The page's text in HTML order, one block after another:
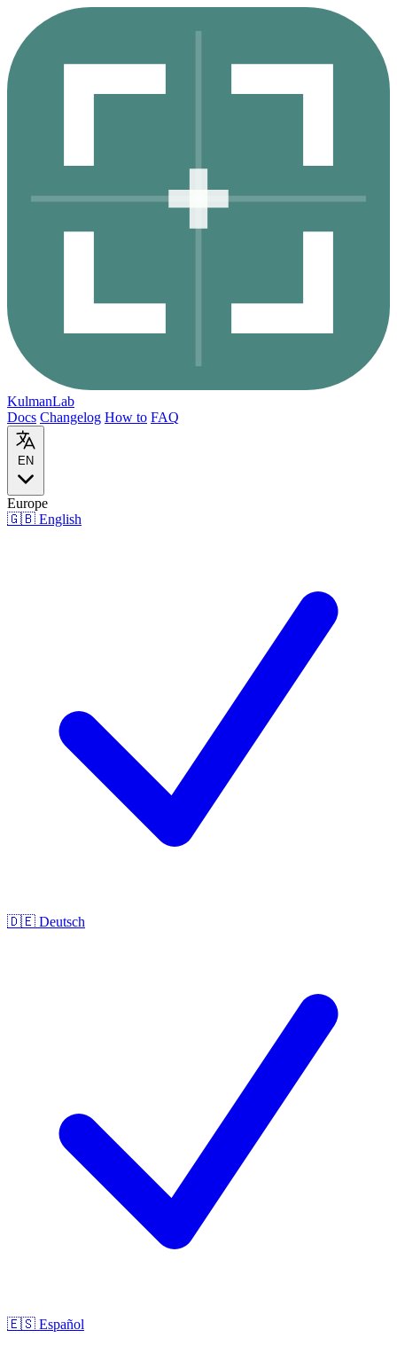
KulmanLab
Docs Changelog How to FAQ
EN
Europe
🇬🇧 English
🇩🇪 Deutsch
🇪🇸 Español